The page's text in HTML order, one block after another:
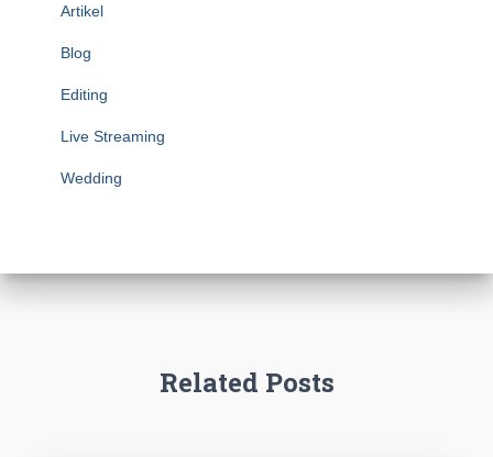
Artikel
Blog
Editing
Live Streaming
Wedding
Related Posts